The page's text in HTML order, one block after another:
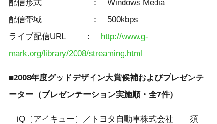
配信形式 ： Windows Media
配信帯域 ： 500kbps
ライブ配信URL ： http://www.g-
mark.org/library/2008/streaming.html
■2008年度グッドデザイン大賞候補およびプレゼンテ
ーター（プレゼンテーション実施順・全7件）
iQ（アイキュー）／トヨタ自動車株式会社 須